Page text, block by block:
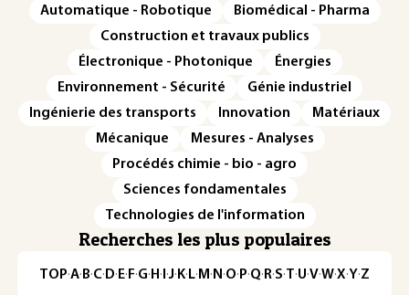
Automatique - Robotique
Biomédical - Pharma
Construction et travaux publics
Électronique - Photonique
Énergies
Environnement - Sécurité
Génie industriel
Ingénierie des transports
Innovation
Matériaux
Mécanique
Mesures - Analyses
Procédés chimie - bio - agro
Sciences fondamentales
Technologies de l'information
Recherches les plus populaires
TOP·A·B·C· D· E· F·G· H · ·J· K· L· M · N ·O· P·Q· R·S·T·U·V·W·X·Y·Z